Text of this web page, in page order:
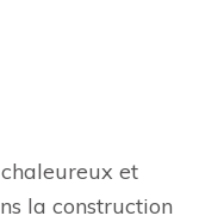
et
la construction